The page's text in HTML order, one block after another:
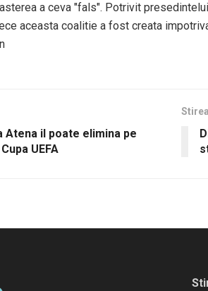
a ceva "fals". Potrivit
aceasta coalitie a fost creata
Atena il poate elimina pe
UEFA